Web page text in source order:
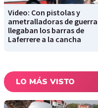
Video: Con pistolas y
ametralladoras de guerra
llegaban los barras de
Laferrere a la cancha
LO MÁS VISTO